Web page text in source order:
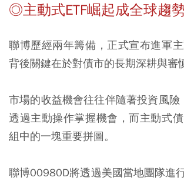
◎主動式ETF崛起成全球趨
聯博歷經兩年籌備，正式宣布進軍主
背後關鍵在於對債市的長期深耕與審
市場的收益機會往往伴隨著投資風險
透過主動操作掌握機會，而主動式
組中的一塊重要拼圖。
聯博00980D將透過美國當地團隊進